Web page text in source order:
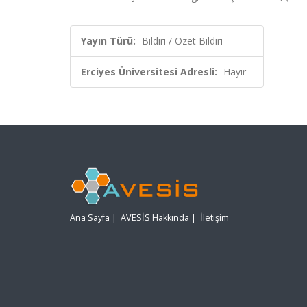
Yayın Türü: Bildiri / Özet Bildiri
Erciyes Üniversitesi Adresli: Hayır
Ana Sayfa | AVESİS Hakkında | İletişim